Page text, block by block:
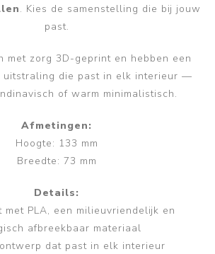
. Kies de samenstelling die bij jouw
past.
met zorg 3D-geprint en hebben een
uitstraling die past in elk interieur —
of warm minimalistisch.
Afmetingen:
Hoogte: 133 mm
Breedte: 73 mm
Details:
met PLA, een milieuvriendelijk en
afbreekbaar materiaal
dat past in elk interieur